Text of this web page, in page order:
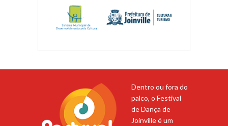
Dentro ou fora do
palco, o Festival
de Dança de
Joinville é um